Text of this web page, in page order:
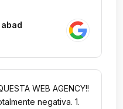
WEB AGENCY!!
negativa. 1.